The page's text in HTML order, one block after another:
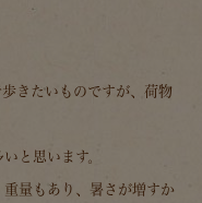
きたいものですが、荷物
と思います。
量もあり、暑さが増すか